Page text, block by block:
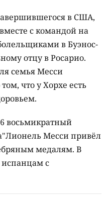
в США,
с командой на
в Буэнос-
отцу в Росарио.
семья Месси
что у Хорхе есть
восьмикратный
Месси привёл
медалям. В
с